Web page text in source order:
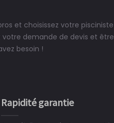
et choisissez votre
demande de devis et
besoin !
Rapidité garantie
rêve devient enfin
chez moi.